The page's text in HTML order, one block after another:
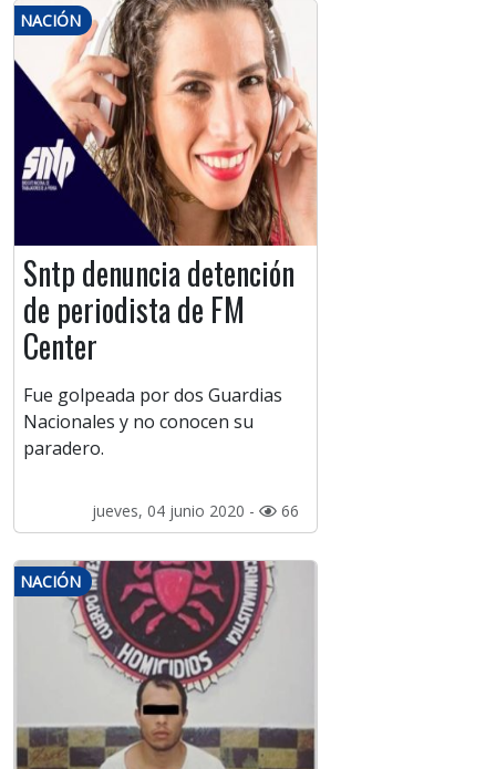
NACIÓN
Sntp denuncia detención
de periodista de FM
Center
Fue golpeada por dos Guardias
Nacionales y no conocen su
paradero.
jueves, 04 junio 2020 - 66
NACIÓN